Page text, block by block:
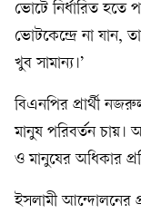
ভোটে নির্ধারিত হতে
ভোটকেন্দ্রে না যান,
খুব সামান্য।’
বিএনপির প্রার্থী
মানুষ পরিবর্তন চায়।
ও মানুষের অধিকার
ইসলামী আন্দোলনের